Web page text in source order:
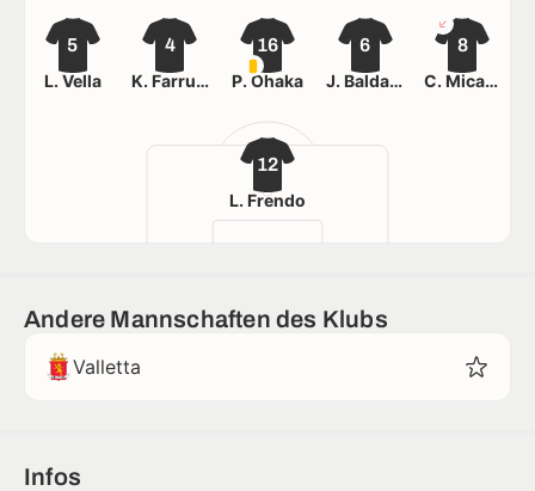
12
L. Frendo
5
L. Vella
4
K. Farrugia
16
P. Ohaka
6
J. Baldacchino
8
C. Micallef
Andere Mannschaften des Klubs
Valletta
Infos